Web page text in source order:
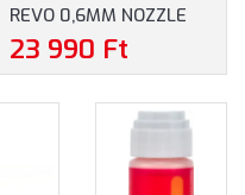
REVO 0,6MM NOZZLE
ASSEMBLY HIGH FLOW -
FÚVÓKA
23 990 Ft